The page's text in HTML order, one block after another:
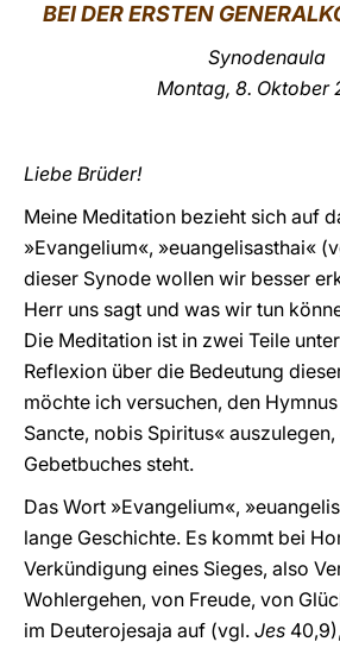
BEI DER ERSTEN
Synodenaula
Montag, 8. Oktober
Liebe Brüder!
Meine Meditation bezieht sich auf
»Evangelium«, »euangelisasthai«
dieser Synode wollen wir besser
Herr uns sagt und was wir tun
Die Meditation ist in zwei Teile
Reflexion über die Bedeutung
möchte ich versuchen, den
Sancte, nobis Spiritus«
Gebetbuches steht.
Das Wort »Evangelium«,
lange Geschichte. Es kommt bei
Verkündigung eines Sieges, also
Wohlergehen, von Freude, von
im Deuterojesaja auf (vgl. Jes